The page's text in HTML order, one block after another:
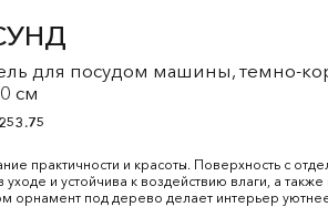
для посудом машины, темно-
см
практичности и красоты. Поверхность с
уходе и устойчива к воздействию влаги, а
орнамент под дерево делает интерьер